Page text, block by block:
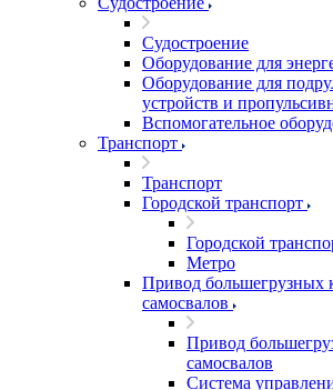
Судостроение
Оборудование для
Оборудование для
устройств и
Вспомогательное
Транспорт
Транспорт
Городской транспорт
Городской
Метро
Привод большегрузных
самосвалов
Привод
самосвалов
Система